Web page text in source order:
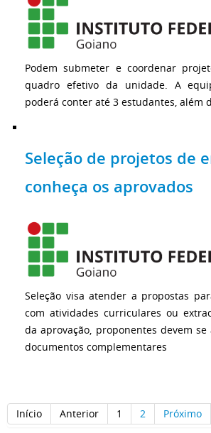
Podem submeter e coordenar
quadro efetivo da unidade. A
poderá conter até 3 estudantes, além
Seleção de projetos de
conheça os aprovados
Seleção visa atender a propostas
com atividades curriculares ou
da aprovação, proponentes devem
documentos complementares
Início
Anterior 1 2 Próximo